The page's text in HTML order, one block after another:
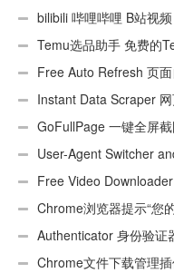
bilibili 哔哩哔哩 B站视
Temu选品助手 免费的
件 Free Auto Refresh 页
Instant Data Scraper
GoFullPage 一键全屏截
User-Agent Switcher
UA)Free Video
ts文件Chrome浏览器提示“您
Authenticator 身份验证
Chrome文件下载管理